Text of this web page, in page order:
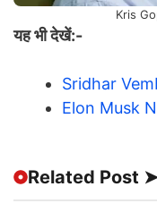
Kris
यह भी देखें:-
Sridhar
Elon Musk
Related Post